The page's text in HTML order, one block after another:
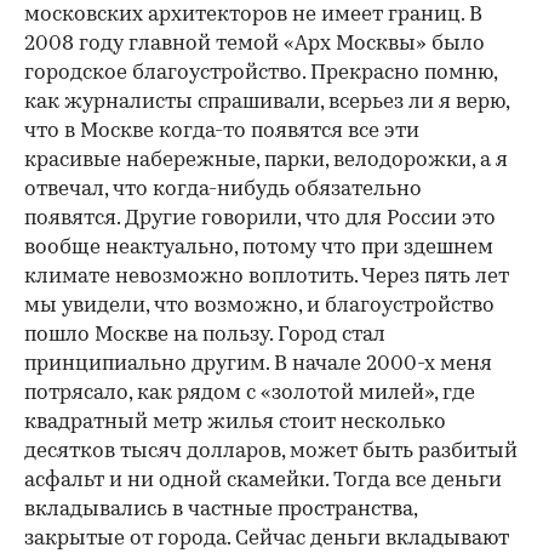
московских архитекторов не имеет границ. В
2008 году главной темой «Арх Москвы» было
городское благоустройство. Прекрасно помню,
как журналисты спрашивали, всерьез ли я верю,
что в Москве когда-то появятся все эти
красивые набережные, парки, велодорожки, а я
отвечал, что когда-нибудь обязательно
появятся. Другие говорили, что для России это
вообще неактуально, потому что при здешнем
климате невозможно воплотить. Через пять лет
мы увидели, что возможно, и благоустройство
пошло Москве на пользу. Город стал
принципиально другим. В начале 2000-х меня
потрясало, как рядом с «золотой милей», где
квадратный метр жилья стоит несколько
десятков тысяч долларов, может быть разбитый
асфальт и ни одной скамейки. Тогда все деньги
вкладывались в частные пространства,
закрытые от города. Сейчас деньги вкладывают